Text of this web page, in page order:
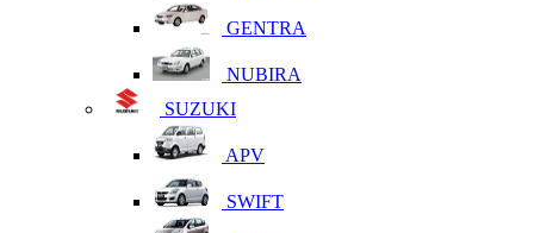
GENTRA
NUBIRA
SUZUKI
APV
SWIFT